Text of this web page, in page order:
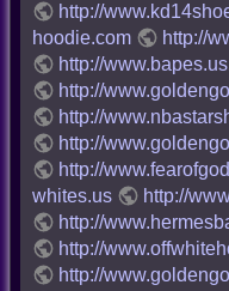
http://
hoodie.com
http://
http://
http://
http://
http://
http://
whites.us
http://
http://
http://
http://